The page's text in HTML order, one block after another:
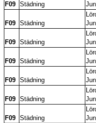
F09 Städning
F09 Städning
F09 Städning
F09 Städning
F09 Städning
F09 Städning
F09 Städning